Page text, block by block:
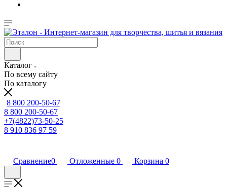
Каталог
По всему сайту
По каталогу
8 800 200-50-67
8 800 200-50-67
+7(4822)73-50-25
8 910 836 97 59
Сравнение0 Отложенные 0 Корзина 0